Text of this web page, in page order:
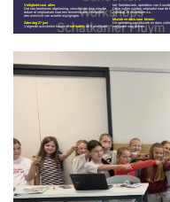
Veiligheid voor alles
Dat kan betekenen afgelasting, verschuiven naar nieuwe
datum of verplaatsen naar een binnenlocatie. Hieronder
een overzicht van actuele wijzigingen.
Zaterdag 27 juni
Volgende activiteiten komen tevervallen: de Kunstmarkt,
het Torenbezoek, optredens van
Deze zullen worden verplaatst naar de
zaterdag 26 september a.s.
—
Muziek en dans naar binnen
De optredens van Muziek en dans
verplaatst naar binnen.